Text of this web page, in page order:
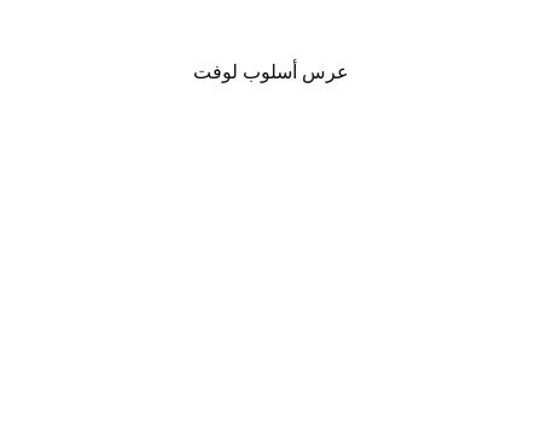
عرس أسلوب لوفت